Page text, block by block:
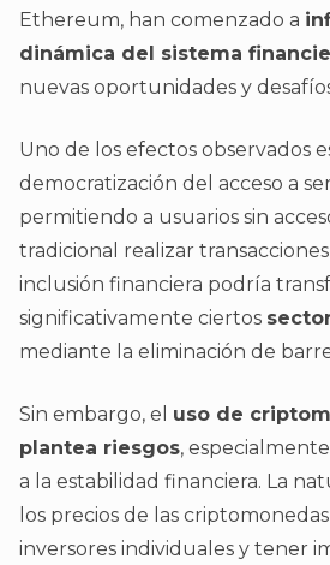
Ethereum, han comenzado a
dinámica del sistema
nuevas oportunidades y
Uno de los efectos observados
democratización del acceso a
permitiendo a usuarios sin
tradicional realizar
inclusión financiera podría
significativamente ciertos
mediante la eliminación de
Sin embargo, el uso de
plantea riesgos,
a la estabilidad financiera. La
los precios de las
inversores individuales y tener